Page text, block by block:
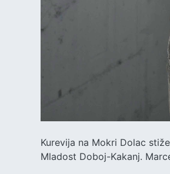
Kurevija na Mokri Dolac
Mladost Doboj-Kakanj.